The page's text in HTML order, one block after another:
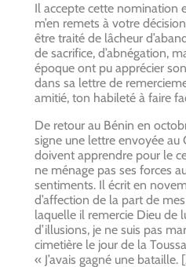
Il accepte cette nomination
m’en remets à votre
être traité de lâcheur
de sacrifice, d’abnégation,
époque ont pu apprécier
dans sa lettre de
amitié, ton habileté à faire
De retour au Bénin en
signe une lettre envoyée au
doivent apprendre pour le
ne ménage pas ses forces
sentiments. Il écrit en
d’affection de la part de
laquelle il remercie Dieu de
d’illusions, je ne suis pas
cimetière le jour de la
« J’avais gagné une